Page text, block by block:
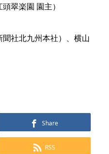
翠楽園 園主）
社北九州本社）、横山
Share
RSS